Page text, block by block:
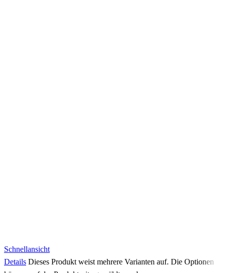
Schnellansicht
Details Dieses Produkt weist mehrere Varianten auf. Die Optionen